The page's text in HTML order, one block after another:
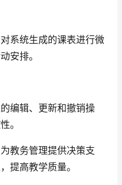
系统生成的课表进行微
安排。
编辑、更新和撤销操
。
教务管理提供决策支
提高教学质量。